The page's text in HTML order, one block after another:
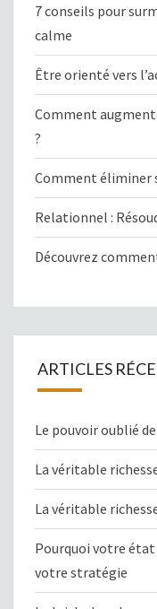
7 conseils pour
calme
Être orienté vers
Comment
?
Comment éliminer
Relationnel :
Découvrez
ARTICLES
Le pouvoir oublié
La véritable
La véritable
Pourquoi votre
votre stratégie